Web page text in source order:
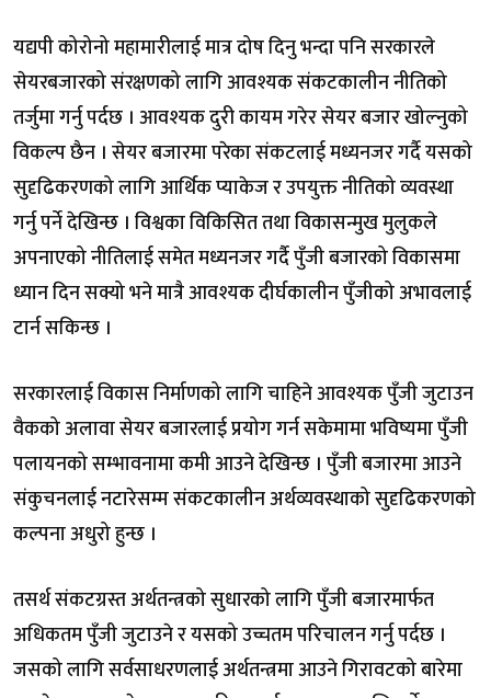
यद्यपी कोरोनो महामारीलाई मात्र दोष दिनु भन्दा पनि सरकारले
सेयरबजारको संरक्षणको लागि आवश्यक संकटकालीन नीतिको
तर्जुमा गर्नु पर्दछ । आवश्यक दुरी कायम गरेर सेयर बजार खोल्नुको
विकल्प छैन । सेयर बजारमा परेका संकटलाई मध्यनजर गर्दै यसको
सुदृढिकरणको लागि आर्थिक प्याकेज र उपयुक्त नीतिको व्यवस्था
गर्नु पर्ने देखिन्छ । विश्वका विकिसित तथा विकासन्मुख मुलुकले
अपनाएको नीतिलाई समेत मध्यनजर गर्दै पुँजी बजारको विकासमा
ध्यान दिन सक्यो भने मात्रै आवश्यक दीर्घकालीन पुँजीको अभावलाई
टार्न सकिन्छ ।
सरकारलाई विकास निर्माणको लागि चाहिने आवश्यक पुँजी जुटाउन
वैकको अलावा सेयर बजारलाई प्रयोग गर्न सकेमामा भविष्यमा पुँजी
पलायनको सम्भावनामा कमी आउने देखिन्छ । पुँजी बजारमा आउने
संकुचनलाई नटारेसम्म संकटकालीन अर्थव्यवस्थाको सुदृढिकरणको
कल्पना अधुरो हुन्छ ।
तसर्थ संकटग्रस्त अर्थतन्त्रको सुधारको लागि पुँजी बजारमार्फत
अधिकतम पुँजी जुटाउने र यसको उच्चतम परिचालन गर्नु पर्दछ ।
जसको लागि सर्वसाधरणलाई अर्थतन्त्रमा आउने गिरावटको बारेमा